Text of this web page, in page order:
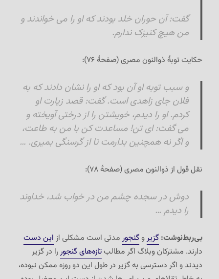
گفت: آن حوران خلد بودند که او را می خواندند و
من هیچ کنیزک ندارم.
حکایت توبهٔ ذوالنون مصری (صفحهٔ ۷۶):
و سبب توبه او آن بود که او را نشان دادند که به
فلان جای زاهدی است. گفت: قصد زیارت او
کردم. او را دیدم،خویشتن را از درختی آویخته و
می گفت: ای تن! مساعدت کن با من به طاعت،
و اگر نه همچنين بدارمت تا از گرسنگی بميری. …
نقل قول از ذوالنون مصری (صفحهٔ ۷۸):
دوش در سجده چشم من در خواب شد، خداوند
را دیدم …
بی‌ربط‌نوشت: گزیروگنجور مدتی است مشکلی از این دست
دارند. مشترکان وبلاگ اگر مطالبتازه‌های گنجوررا در گزیر
دیدند و اگر دسترسی به گزیر در طول این دو روزه ممکن نبوده،